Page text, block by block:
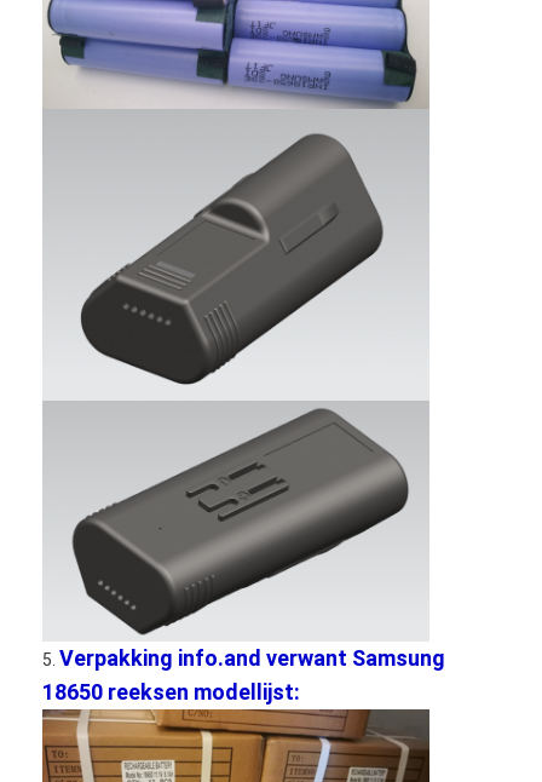
LCD Battery Charger
NiMH accu 's
Oplaadbare Staafla batterij
noodverlichtingbatterij
De Batterij van Li Mno2
Primaire Lithiumbatterij
hybride autobatterij
5. Verpakking info.and verwant Samsung
18650 reeksen modellijst: